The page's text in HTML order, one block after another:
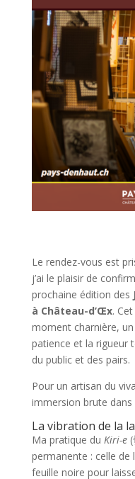
Le rendez-vous est
j’ai le plaisir de
prochaine édition des
à Château-d’Œx.
moment charnière,
patience et la rigueur
du public et des pairs.
Pour un artisan du
immersion brute dans
La vibration de la
Ma pratique du Kiri-e(
permanente : celle de
feuille noire pour